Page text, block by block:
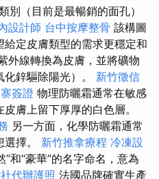
別（目前是最暢銷的面孔）
設計師 台中按摩整骨 該構圖
定皮膚類型的需求更穩定和
外線轉換為皮膚，並將礦物
鋅驅除陽光）。 新竹徵信
簽證 物理防曬霜通常在敏感
膚上留下厚厚的白色層。
另一方面，化學防曬霜通常
擇。 新竹推拿療程 冷凍設
和“豪華”的名字命名，意為
代辦護照 法國品牌確實生產